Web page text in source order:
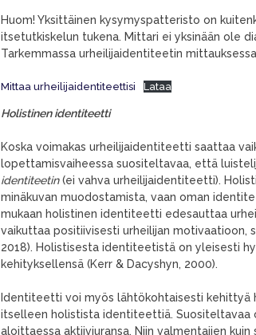
Huom! Yksittäinen kysymyspatteristo on
itsetutkiskelun tukena. Mittari ei yksinään ole
Tarkemmassa urheilijaidentiteetin
Mittaa urheilijaidentiteettisi Lataa
Holistinen identiteetti
Koska voimakas urheilijaidentiteetti saattaa
lopettamisvaiheessa suositeltavaa, että
identiteetin(ei vahva urheilijaidentiteetti).
minäkuvan muodostamista, vaan oman
mukaan holistinen identiteetti edesauttaa
vaikuttaa positiivisesti urheilijan motivaatioon,
2018). Holistisesta identiteetistä on yleisesti
kehityksellensä (Kerr & Dacyshyn, 2000).
Identiteetti voi myös lähtökohtaisesti kehittyä
itselleen holistista identiteettiä. Suositeltavaa
aloittaessa aktiiviuransa. Niin valmentajien